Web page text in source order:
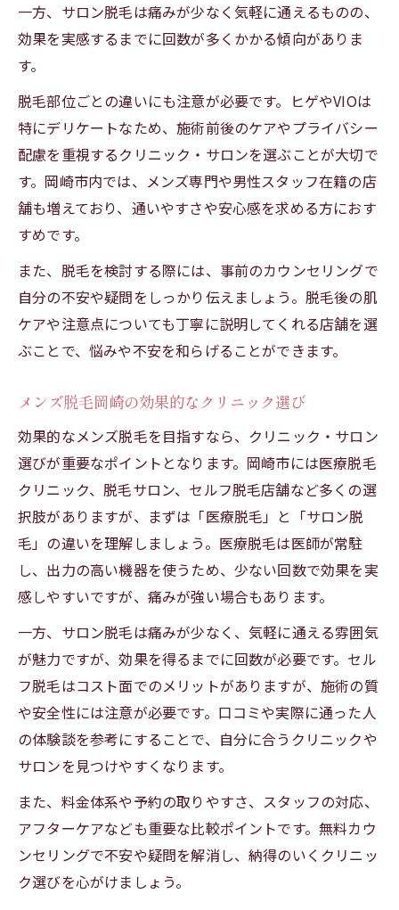
一方、サロン脱毛は痛みが少なく気軽に通えるものの、
効果を実感するまでに回数が多くかかる傾向がありま
す。
脱毛部位ごとの違いにも注意が必要です。ヒゲやVIOは
特にデリケートなため、施術前後のケアやプライバシー
配慮を重視するクリニック・サロンを選ぶことが大切で
す。岡崎市内では、メンズ専門や男性スタッフ在籍の店
舗も増えており、通いやすさや安心感を求める方におす
すめです。
また、脱毛を検討する際には、事前のカウンセリングで
自分の不安や疑問をしっかり伝えましょう。脱毛後の肌
ケアや注意点についても丁寧に説明してくれる店舗を選
ぶことで、悩みや不安を和らげることができます。
メンズ脱毛岡崎の効果的なクリニック選び
効果的なメンズ脱毛を目指すなら、クリニック・サロン
選びが重要なポイントとなります。岡崎市には医療脱毛
クリニック、脱毛サロン、セルフ脱毛店舗など多くの選
択肢がありますが、まずは「医療脱毛」と「サロン脱
毛」の違いを理解しましょう。医療脱毛は医師が常駐
し、出力の高い機器を使うため、少ない回数で効果を実
感しやすいですが、痛みが強い場合もあります。
一方、サロン脱毛は痛みが少なく、気軽に通える雰囲気
が魅力ですが、効果を得るまでに回数が必要です。セル
フ脱毛はコスト面でのメリットがありますが、施術の質
や安全性には注意が必要です。口コミや実際に通った人
の体験談を参考にすることで、自分に合うクリニックや
サロンを見つけやすくなります。
また、料金体系や予約の取りやすさ、スタッフの対応、
アフターケアなども重要な比較ポイントです。無料カウ
ンセリングで不安や疑問を解消し、納得のいくクリニッ
ク選びを心がけましょう。